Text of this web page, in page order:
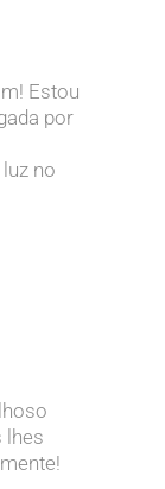
Estou
por
no
lhes